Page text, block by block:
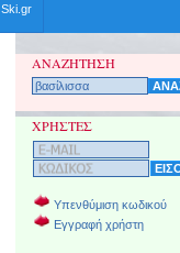
Ski.gr
ΑΝΑΖΗΤΗΣΗ
ΧΡΗΣΤΕΣ
Υπενθύμιση κωδικού
Εγγραφή χρήστη